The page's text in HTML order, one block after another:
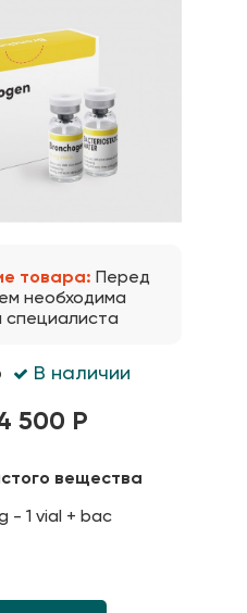
товара: Перед
необходима
специалиста
В наличии
500 Р
вещества
- 1 vial + bac